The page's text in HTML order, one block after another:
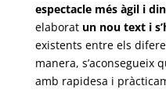
espectacle més àgil i
elaborat un nou text i
existents entre els
manera, s’aconsegueix
amb rapidesa i